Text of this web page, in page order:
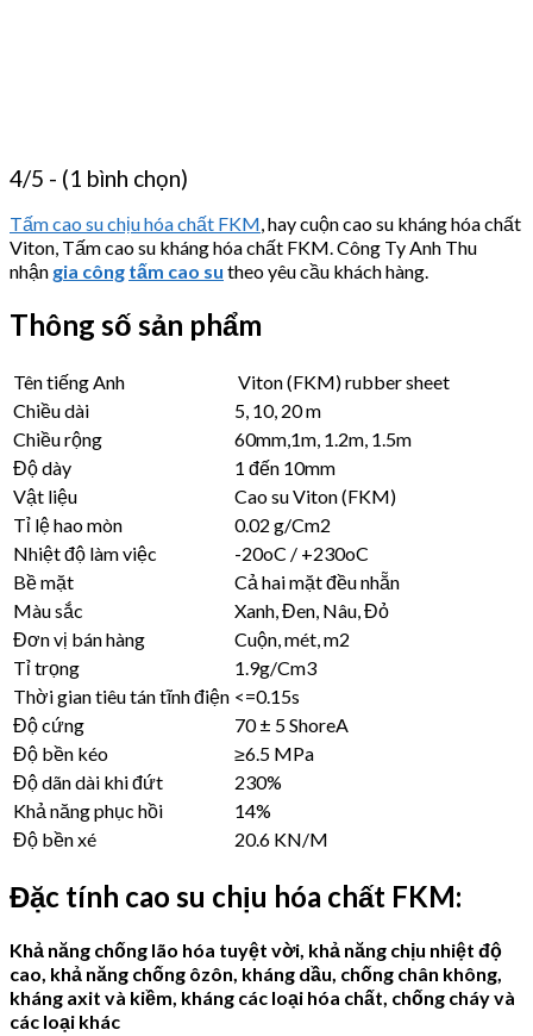
4/5 - (1 bình chọn)
Tấm cao su chịu hóa chất FKM, hay cuộn cao su kháng hóa chất
Viton, Tấm cao su kháng hóa chất FKM. Công Ty Anh Thu
nhận gia công tấm cao su theo yêu cầu khách hàng.
Thông số sản phẩm
Tên tiếng Anh
Viton (FKM) rubber sheet
Chiều dài
5, 10, 20 m
Chiều rộng
60mm,1m, 1.2m, 1.5m
Độ dày
1 đến 10mm
Vật liệu
Cao su Viton (FKM)
Tỉ lệ hao mòn
0.02 g/Cm2
Nhiệt độ làm việc
-20oC / +230oC
Bề mặt
Cả hai mặt đều nhẵn
Màu sắc
Xanh, Đen, Nâu, Đỏ
Đơn vị bán hàng
Cuộn, mét, m2
Tỉ trọng
1.9g/Cm3
Thời gian tiêu tán tĩnh điện <=0.15s
Độ cứng
70 ± 5 ShoreA
Độ bền kéo
≥6.5 MPa
Độ dãn dài khi đứt
230%
Khả năng phục hồi
14%
Độ bền xé
20.6 KN/M
Đặc tính cao su chịu hóa chất FKM:
Khả năng chống lão hóa tuyệt vời, khả năng chịu nhiệt độ
cao, khả năng chống ôzôn, kháng dầu, chống chân không,
kháng axit và kiềm, kháng các loại hóa chất, chống cháy và
các loại khác